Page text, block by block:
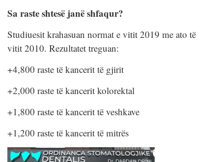
Sa raste shtesë janë shfaqur?
Studiuesit krahasuan normat e vitit 2019 me ato të
vitit 2010. Rezultatet treguan:
+4,800 raste të kancerit të gjirit
+2,000 raste të kancerit kolorektal
+1,800 raste të kancerit të veshkave
+1,200 raste të kancerit të mitrës